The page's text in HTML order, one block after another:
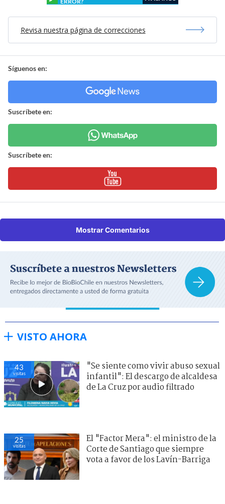
Revisa nuestra página de correcciones
Síguenos en:
Suscríbete en:
Suscríbete en:
Mostrar Comentarios
VISTO AHORA
43
visitas
"Se siente como vivir abuso sexual
infantil": El descargo de alcaldesa
de La Cruz por audio filtrado
25
visitas
El "Factor Mera": el ministro de la
Corte de Santiago que siempre
vota a favor de los Lavín-Barriga